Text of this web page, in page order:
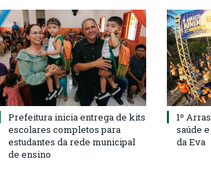
Prefeitura inicia entrega de kits
escolares completos para
estudantes da rede municipal
de ensino
1º
saúde
da Eva